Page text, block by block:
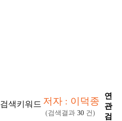
검색키워드 저자 : 이덕종
(검색결과 30 건)
연
관
검